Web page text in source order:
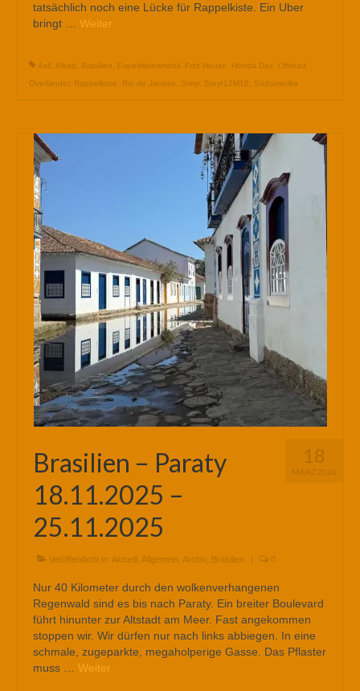
tatsächlich noch eine Lücke für Rappelkiste. Ein Uber
bringt … Weiter
4x4 Allrad Brasilien Expeditionsmobil Fritz House Honda Dax Offroad
Overlander, Rappelkiste Rio de Janeiro Steyr, Steyr12M18 Südamerika
18
MÄRZ 2026
Brasilien – Paraty
18.11.2025 –
25.11.2025
Veröffentlicht in: Aktuell Allgemein Archiv Brasilien | 0
Nur 40 Kilometer durch den wolkenverhangenen
Regenwald sind es bis nach Paraty. Ein breiter Boulevard
führt hinunter zur Altstadt am Meer. Fast angekommen
stoppen wir. Wir dürfen nur nach links abbiegen. In eine
schmale, zugeparkte, megaholperige Gasse. Das Pflaster
muss … Weiter